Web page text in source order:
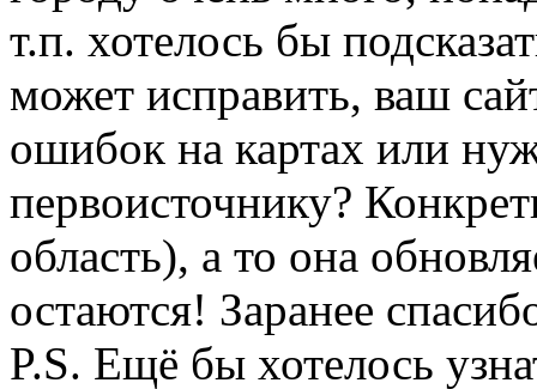
т.п. хотелось бы
может исправить, ваш
ошибок на картах или
первоисточнику?
область), а то она
остаются! Заранее
P.S. Ещё бы хотелось